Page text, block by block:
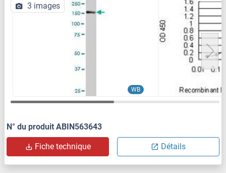
WB
3 images
N° du produit ABIN563643
Fiche technique Détails